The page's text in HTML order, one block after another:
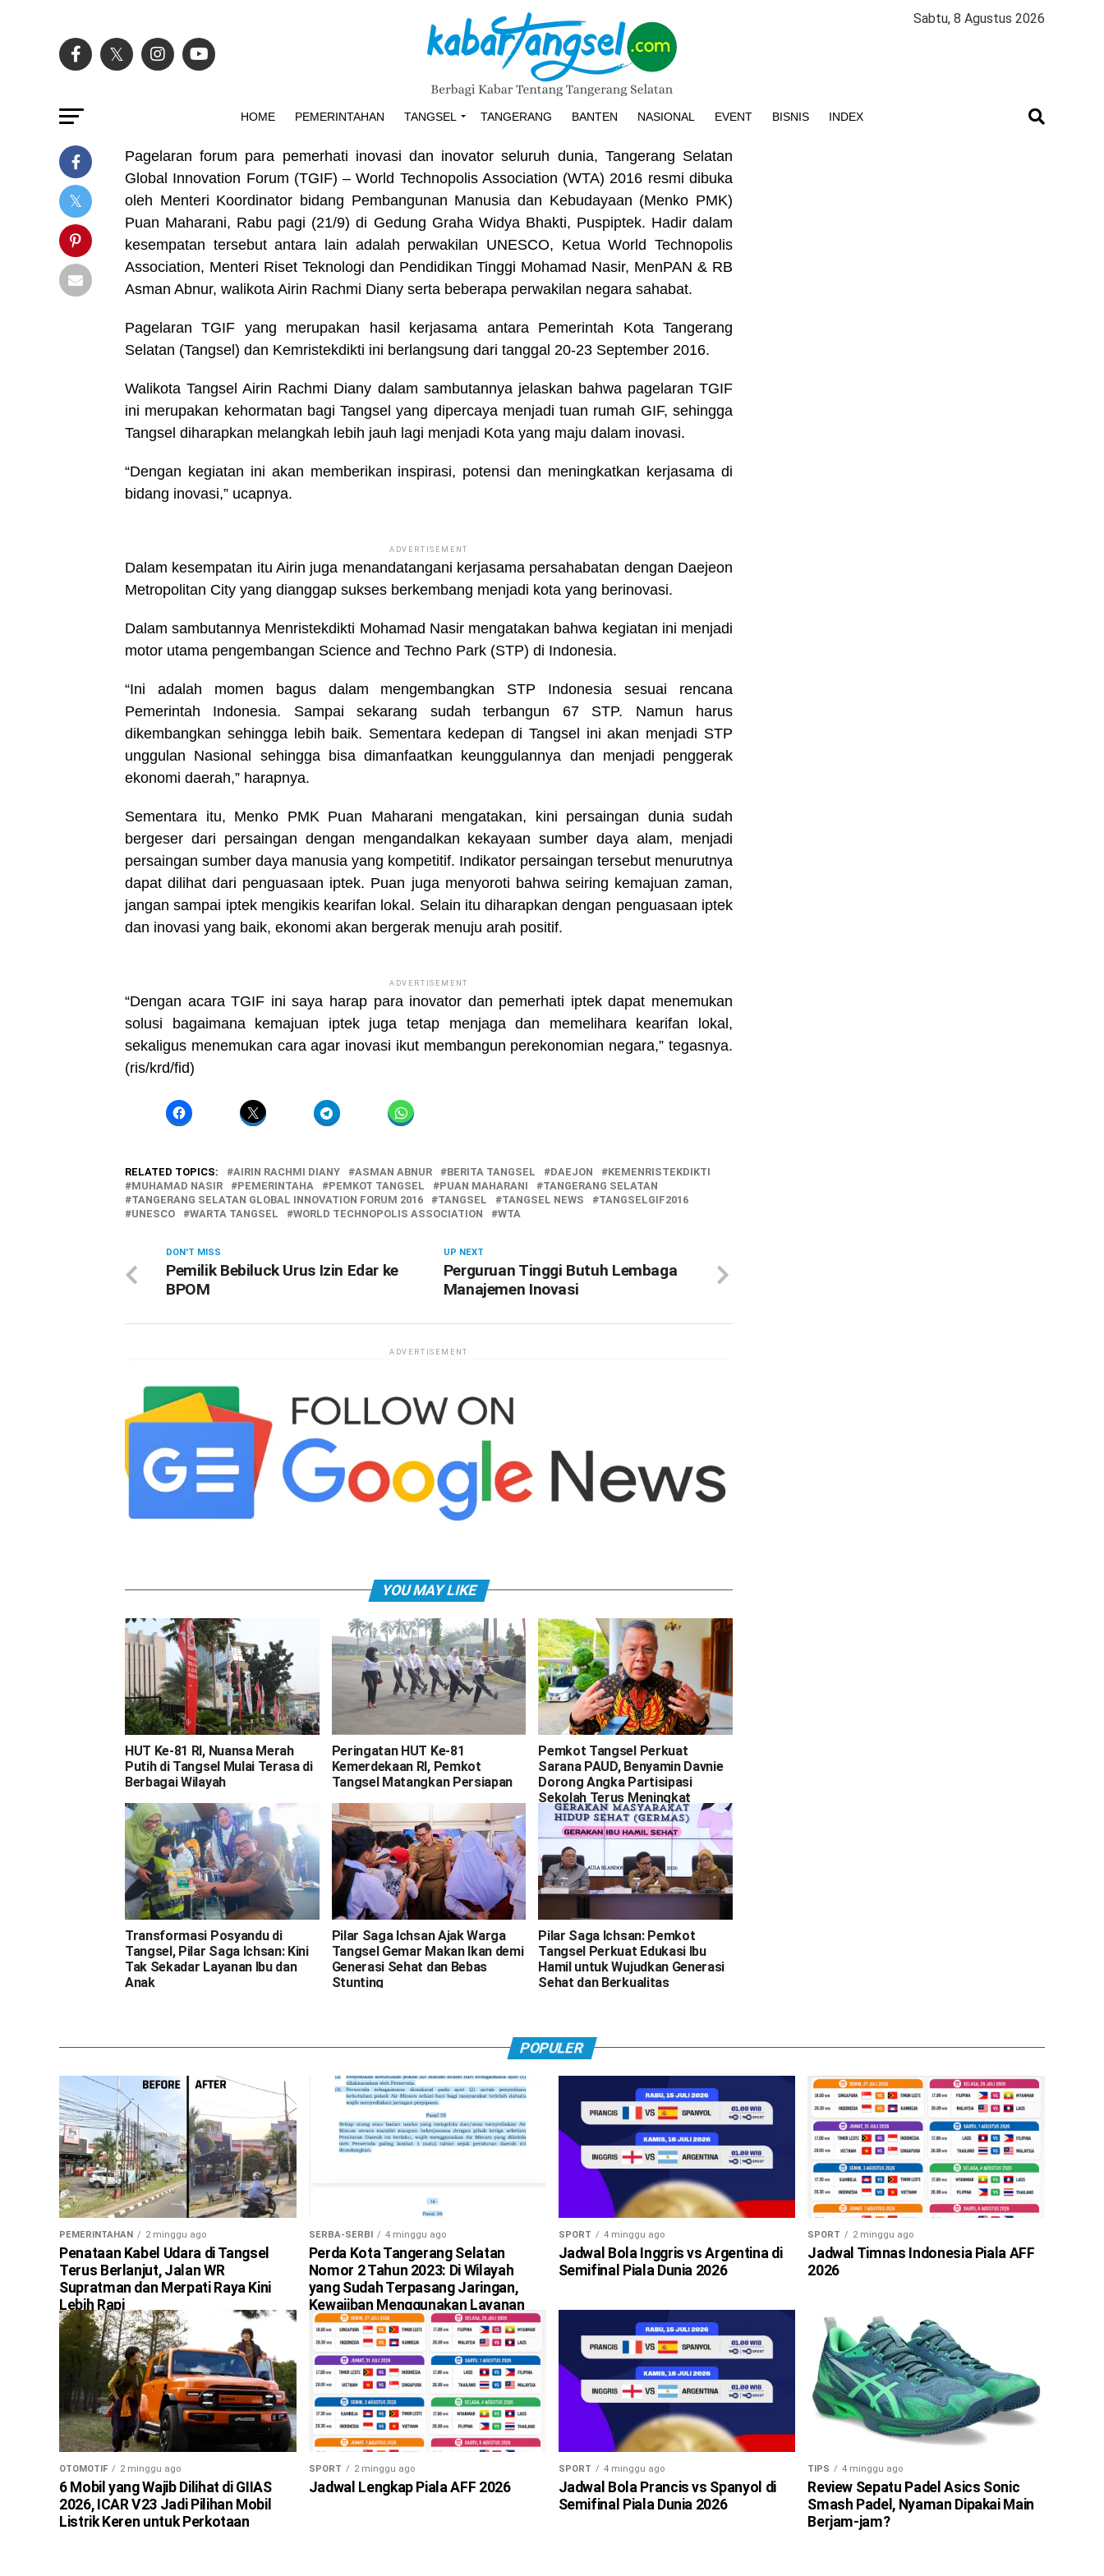
Sabtu, 8 Agustus 2026
HOME PEMERINTAHAN TANGSEL TANGERANG BANTEN NASIONAL EVENT BISNIS INDEX
Pagelaran forum para pemerhati inovasi dan inovator seluruh dunia, Tangerang Selatan
Global Innovation Forum (TGIF) – World Technopolis Association (WTA) 2016 resmi dibuka
oleh Menteri Koordinator bidang Pembangunan Manusia dan Kebudayaan (Menko PMK)
Puan Maharani, Rabu pagi (21/9) di Gedung Graha Widya Bhakti, Puspiptek. Hadir dalam
kesempatan tersebut antara lain adalah perwakilan UNESCO, Ketua World Technopolis
Association, Menteri Riset Teknologi dan Pendidikan Tinggi Mohamad Nasir, MenPAN & RB
Asman Abnur, walikota Airin Rachmi Diany serta beberapa perwakilan negara sahabat.
Pagelaran TGIF yang merupakan hasil kerjasama antara Pemerintah Kota Tangerang
Selatan (Tangsel) dan Kemristekdikti ini berlangsung dari tanggal 20-23 September 2016.
Walikota Tangsel Airin Rachmi Diany dalam sambutannya jelaskan bahwa pagelaran TGIF
ini merupakan kehormatan bagi Tangsel yang dipercaya menjadi tuan rumah GIF, sehingga
Tangsel diharapkan melangkah lebih jauh lagi menjadi Kota yang maju dalam inovasi.
“Dengan kegiatan ini akan memberikan inspirasi, potensi dan meningkatkan kerjasama di
bidang inovasi,” ucapnya.
ADVERTISEMENT
Dalam kesempatan itu Airin juga menandatangani kerjasama persahabatan dengan Daejeon
Metropolitan City yang dianggap sukses berkembang menjadi kota yang berinovasi.
Dalam sambutannya Menristekdikti Mohamad Nasir mengatakan bahwa kegiatan ini menjadi
motor utama pengembangan Science and Techno Park (STP) di Indonesia.
“Ini adalah momen bagus dalam mengembangkan STP Indonesia sesuai rencana
Pemerintah Indonesia. Sampai sekarang sudah terbangun 67 STP. Namun harus
dikembangkan sehingga lebih baik. Sementara kedepan di Tangsel ini akan menjadi STP
unggulan Nasional sehingga bisa dimanfaatkan keunggulannya dan menjadi penggerak
ekonomi daerah,” harapnya.
Sementara itu, Menko PMK Puan Maharani mengatakan, kini persaingan dunia sudah
bergeser dari persaingan dengan mengandalkan kekayaan sumber daya alam, menjadi
persaingan sumber daya manusia yang kompetitif. Indikator persaingan tersebut menurutnya
dapat dilihat dari penguasaan iptek. Puan juga menyoroti bahwa seiring kemajuan zaman,
jangan sampai iptek mengikis kearifan lokal. Selain itu diharapkan dengan penguasaan iptek
dan inovasi yang baik, ekonomi akan bergerak menuju arah positif.
ADVERTISEMENT
“Dengan acara TGIF ini saya harap para inovator dan pemerhati iptek dapat menemukan
solusi bagaimana kemajuan iptek juga tetap menjaga dan memelihara kearifan lokal,
sekaligus menemukan cara agar inovasi ikut membangun perekonomian negara,” tegasnya.
(ris/krd/fid)
RELATED TOPICS: AIRIN RACHMI DIANY ASMAN ABNUR BERITA TANGSEL DAEJON
KEMENRISTEKDIKTI
MUHAMAD NASIR
PEMERINTAHA PEMKOT TANGSEL PUAN MAHARANI
TANGERANG SELATAN
TANGERANG SELATAN GLOBAL INNOVATION FORUM 2016
TANGSEL TANGSEL NEWS
TANGSELGIF2016
UNESCO
WARTA TANGSEL WORLD TECHNOPOLIS ASSOCIATION WTA
UP NEXT
Perguruan Tinggi Butuh Lembaga
Manajemen Inovasi
DON'T MISS
Pemilik Bebiluck Urus Izin Edar ke
BPOM
ADVERTISEMENT
YOU MAY LIKE
HUT Ke-81 RI, Nuansa Merah
Putih di Tangsel Mulai Terasa di
Berbagai Wilayah
Peringatan HUT Ke-81
Kemerdekaan RI, Pemkot
Tangsel Matangkan Persiapan
Pemkot Tangsel Perkuat
Sarana PAUD, Benyamin Davnie
Dorong Angka Partisipasi
Sekolah Terus Meningkat
Transformasi Posyandu di
Tangsel, Pilar Saga Ichsan: Kini
Tak Sekadar Layanan Ibu dan
Anak
Pilar Saga Ichsan Ajak Warga
Tangsel Gemar Makan Ikan demi
Generasi Sehat dan Bebas
Stunting
Pilar Saga Ichsan: Pemkot
Tangsel Perkuat Edukasi Ibu
Hamil untuk Wujudkan Generasi
Sehat dan Berkualitas
POPULER
PEMERINTAHAN 2 minggu ago
Penataan Kabel Udara di Tangsel
Terus Berlanjut, Jalan WR
Supratman dan Merpati Raya Kini
Lebih Rapi
SERBA-SERBI 4 minggu ago
Perda Kota Tangerang Selatan
Nomor 2 Tahun 2023: Di Wilayah
yang Sudah Terpasang Jaringan,
Kewajiban Menggunakan Layanan
PAM Mulai Berlaku
SPORT 4 minggu ago
Jadwal Bola Inggris vs Argentina di
Semifinal Piala Dunia 2026
SPORT 2 minggu ago
Jadwal Timnas Indonesia Piala AFF
2026
OTOMOTIF 2 minggu ago
6 Mobil yang Wajib Dilihat di GIIAS
2026, ICAR V23 Jadi Pilihan Mobil
Listrik Keren untuk Perkotaan
SPORT 2 minggu ago
Jadwal Lengkap Piala AFF 2026
SPORT 4 minggu ago
Jadwal Bola Prancis vs Spanyol di
Semifinal Piala Dunia 2026
TIPS 4 minggu ago
Review Sepatu Padel Asics Sonic
Smash Padel, Nyaman Dipakai Main
Berjam-jam?